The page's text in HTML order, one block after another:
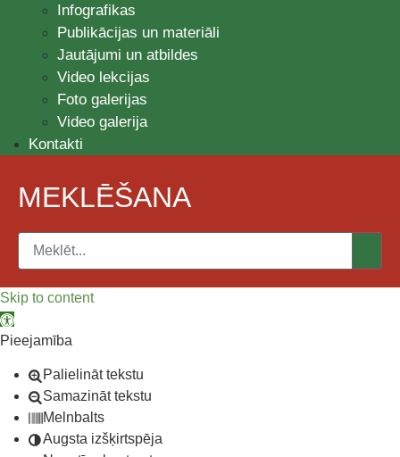
Infografikas
Publikācijas un materiāli
Jautājumi un atbildes
Video lekcijas
Foto galerijas
Video galerija
Kontakti
MEKLĒŠANA
Skip to content
Open toolbar
Pieejamība
Palielināt tekstu
Samazināt tekstu
Melnbalts
Augsta izšķirtspēja